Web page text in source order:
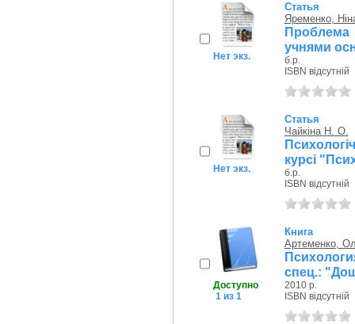
Нет экз.
Статья
Яременко,
Проблема
учнями
б.р.
ISBN відсутній
Нет экз.
Статья
Чайкіна Н. О.
курсі
б.р.
ISBN відсутній
Доступно
1 из 1
Книга
Артеменко,
спец.:
2010 р.
ISBN відсутній